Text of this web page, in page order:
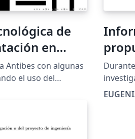
de
en
la
-
Negro
Antibes con algunas
el uso del
de la
trabajo